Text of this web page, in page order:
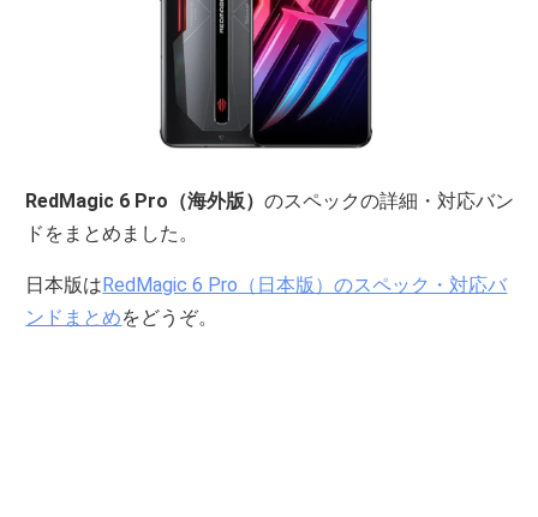
RedMagic 6 Pro（海外版）のスペックの詳細・対応バン
ドをまとめました。
日本版は RedMagic 6 Pro（日本版）のスペック・対応バ
ンドまとめをどうぞ。